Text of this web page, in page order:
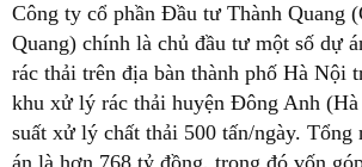
Công ty cổ phần Đầu tư Thành Quang
Quang) chính là chủ đầu tư một số dự
rác thải trên địa bàn thành phố Hà Nội
khu xử lý rác thải huyện Đông Anh
suất xử lý chất thải 500 tấn/ngày. Tổng